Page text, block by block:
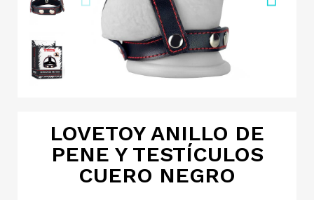
LOVETOY ANILLO DE
PENE Y TESTÍCULOS
CUERO NEGRO